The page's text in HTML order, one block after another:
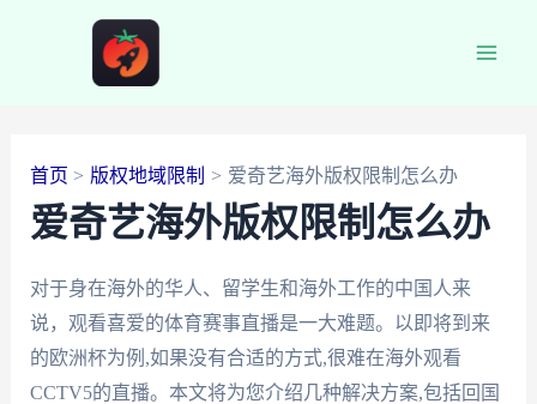
首页 版权地域限制 爱奇艺海外版权限制怎么办
爱奇艺海外版权限制怎么办
对于身在海外的华人、留学生和海外工作的中国人来
说，观看喜爱的体育赛事直播是一大难题。以即将到来
的欧洲杯为例,如果没有合适的方式,很难在海外观看
CCTV5的直播。本文将为您介绍几种解决方案,包括回国